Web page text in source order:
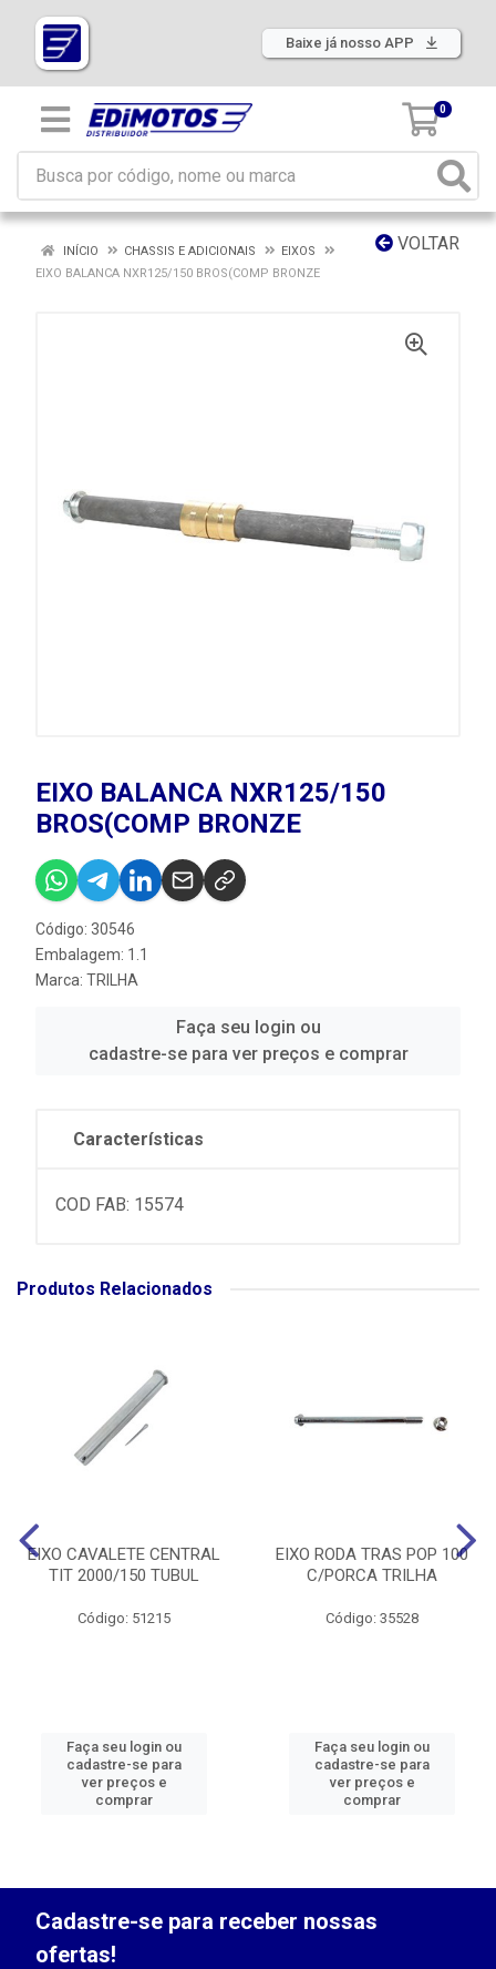
Baixe já nosso APP
0
VOLTAR
INÍCIO CHASSIS E ADICIONAIS
EIXOS
EIXO BALANCA NXR125/150 BROS(COMP BRONZE
EIXO BALANCA NXR125/150
BROS(COMP BRONZE
Código: 30546
Embalagem: 1.1
Marca: TRILHA
Faça seu login ou
cadastre-se para ver preços e comprar
Características
COD FAB: 15574
Produtos Relacionados
EIXO CAVALETE CENTRAL
TIT 2000/150 TUBUL
Código: 51215
Faça seu login ou
cadastre-se para
ver preços e
comprar
EIXO RODA TRAS POP 100
C/PORCA TRILHA
Código: 35528
Faça seu login ou
cadastre-se para
ver preços e
comprar
Cadastre-se para receber nossas
ofertas!